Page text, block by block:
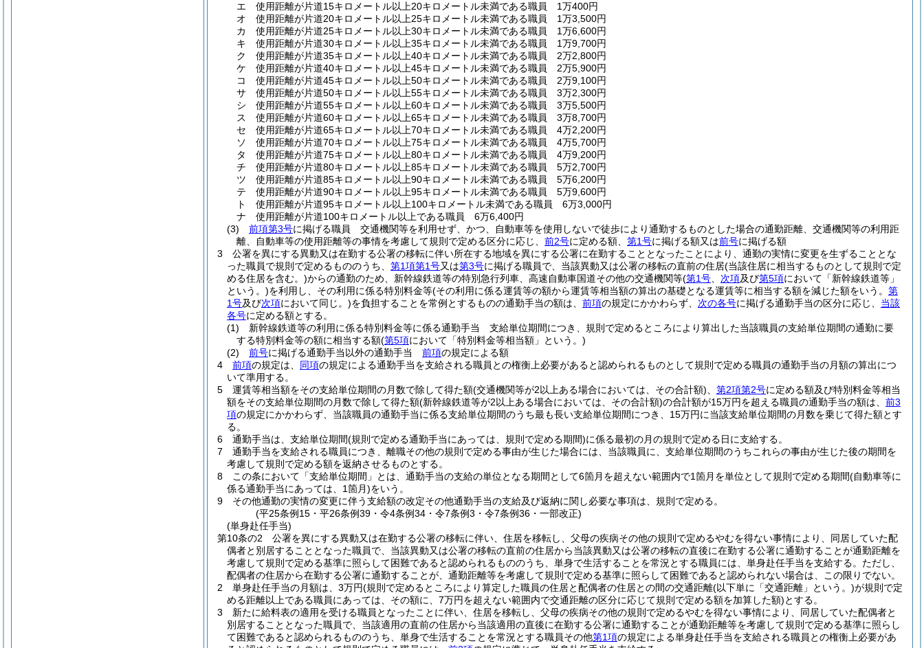
エ
使用距離が片道15キロメートル以上20キロメートル未満である職員 1万400円
オ
使用距離が片道20キロメートル以上25キロメートル未満である職員 1万3,500円
カ
使用距離が片道25キロメートル以上30キロメートル未満である職員 1万6,600円
キ
使用距離が片道30キロメートル以上35キロメートル未満である職員 1万9,700円
ク
使用距離が片道35キロメートル以上40キロメートル未満である職員 2万2,800円
ケ
使用距離が片道40キロメートル以上45キロメートル未満である職員 2万5,900円
コ
使用距離が片道45キロメートル以上50キロメートル未満である職員 2万9,100円
サ
使用距離が片道50キロメートル以上55キロメートル未満である職員 3万2,300円
シ
使用距離が片道55キロメートル以上60キロメートル未満である職員 3万5,500円
ス
使用距離が片道60キロメートル以上65キロメートル未満である職員 3万8,700円
セ
使用距離が片道65キロメートル以上70キロメートル未満である職員 4万2,200円
ソ
使用距離が片道70キロメートル以上75キロメートル未満である職員 4万5,700円
タ
使用距離が片道75キロメートル以上80キロメートル未満である職員 4万9,200円
チ
使用距離が片道80キロメートル以上85キロメートル未満である職員 5万2,700円
ツ
使用距離が片道85キロメートル以上90キロメートル未満である職員 5万6,200円
テ
使用距離が片道90キロメートル以上95キロメートル未満である職員 5万9,600円
ト
使用距離が片道95キロメートル以上100キロメートル未満である職員 6万3,000円
ナ
使用距離が片道100キロメートル以上である職員 6万6,400円
(3)
前項第3号に掲げる職員 交通機関等を利用せず、かつ、自動車等を使用しないで徒歩により通勤するものとした場合の通勤距離、交通機関等の利用距
離、自動車等の使用距離等の事情を考慮して規則で定める区分に応じ、 前2号に定める額、 第1号に掲げる額又は前号に掲げる額
3
公署を異にする異動又は在勤する公署の移転に伴い所在する地域を異にする公署に在勤することとなったことにより、通勤の実情に変更を生ずることとな
った職員で規則で定めるもののうち、 第1項第1号又は第3号に掲げる職員で、当該異動又は公署の移転の直前の住居(当該住居に相当するものとして規則で定
める住居を含む。)からの通勤のため、新幹線鉄道等の特別急行列車、高速自動車国道その他の交通機関等(第1号 次項及び第5項において「新幹線鉄道等」
という。)を利用し、その利用に係る特別料金等(その利用に係る運賃等の額から運賃等相当額の算出の基礎となる運賃等に相当する額を減じた額をいう。 第
1号及び次項において同じ。)を負担することを常例とするものの通勤手当の額は、 前項の規定にかかわらず、 次の各号に掲げる通勤手当の区分に応じ、 当該
各号に定める額とする。
(1)
新幹線鉄道等の利用に係る特別料金等に係る通勤手当 支給単位期間につき、規則で定めるところにより算出した当該職員の支給単位期間の通勤に要
する特別料金等の額に相当する額(第5項において「特別料金等相当額」という。)
(2)
前号に掲げる通勤手当以外の通勤手当 前項の規定による額
4
前項の規定は、 同項の規定による通勤手当を支給される職員との権衡上必要があると認められるものとして規則で定める職員の通勤手当の月額の算出につ
いて準用する。
5
運賃等相当額をその支給単位期間の月数で除して得た額(交通機関等が2以上ある場合においては、その合計額) 第2項第2号に定める額及び特別料金等相当
額をその支給単位期間の月数で除して得た額(新幹線鉄道等が2以上ある場合においては、その合計額)の合計額が15万円を超える職員の通勤手当の額は、 前3
項の規定にかかわらず、当該職員の通勤手当に係る支給単位期間のうち最も長い支給単位期間につき、15万円に当該支給単位期間の月数を乗じて得た額とす
る。
6
通勤手当は、支給単位期間(規則で定める通勤手当にあっては、規則で定める期間)に係る最初の月の規則で定める日に支給する。
7
通勤手当を支給される職員につき、離職その他の規則で定める事由が生じた場合には、当該職員に、支給単位期間のうちこれらの事由が生じた後の期間を
考慮して規則で定める額を返納させるものとする。
8
この条において「支給単位期間」とは、通勤手当の支給の単位となる期間として6箇月を超えない範囲内で1箇月を単位として規則で定める期間(自動車等に
係る通勤手当にあっては、1箇月)をいう。
9
その他通勤の実情の変更に伴う支給額の改定その他通勤手当の支給及び返納に関し必要な事項は、規則で定める。
(平25条例15・平26条例39・令4条例34・令7条例3・令7条例36・一部改正)
(単身赴任手当)
第10条の2
公署を異にする異動又は在勤する公署の移転に伴い、住居を移転し、父母の疾病その他の規則で定めるやむを得ない事情により、同居していた配
偶者と別居することとなった職員で、当該異動又は公署の移転の直前の住居から当該異動又は公署の移転の直後に在勤する公署に通勤することが通勤距離を
考慮して規則で定める基準に照らして困難であると認められるもののうち、単身で生活することを常況とする職員には、単身赴任手当を支給する。 ただし、
配偶者の住居から在勤する公署に通勤することが、通勤距離等を考慮して規則で定める基準に照らして困難であると認められない場合は、この限りでない。
2
単身赴任手当の月額は、3万円(規則で定めるところにより算定した職員の住居と配偶者の住居との間の交通距離(以下単に「交通距離」という。)が規則で定
める距離以上である職員にあっては、その額に、7万円を超えない範囲内で交通距離の区分に応じて規則で定める額を加算した額)とする。
3
新たに給料表の適用を受ける職員となったことに伴い、住居を移転し、父母の疾病その他の規則で定めるやむを得ない事情により、同居していた配偶者と
別居することとなった職員で、当該適用の直前の住居から当該適用の直後に在勤する公署に通勤することが通勤距離等を考慮して規則で定める基準に照らし
て困難であると認められるもののうち、単身で生活することを常況とする職員その他第1項の規定による単身赴任手当を支給される職員との権衡上必要があ